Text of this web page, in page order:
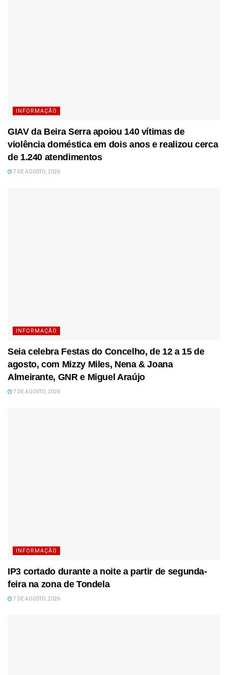
INFORMAÇÃO
GIAV da Beira Serra apoiou 140 vítimas de
violência doméstica em dois anos e realizou cerca
de 1.240 atendimentos
7 DE AGOSTO, 2026
INFORMAÇÃO
Seia celebra Festas do Concelho, de 12 a 15 de
agosto, com Mizzy Miles, Nena & Joana
Almeirante, GNR e Miguel Araújo
7 DE AGOSTO, 2026
INFORMAÇÃO
IP3 cortado durante a noite a partir de segunda-
feira na zona de Tondela
7 DE AGOSTO, 2026